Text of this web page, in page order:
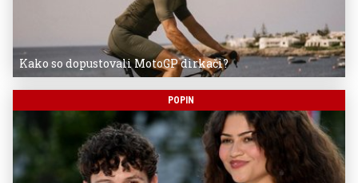
Kako so dopustovali MotoGP dirkači?
POPIN